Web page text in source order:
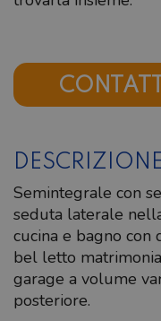
DESCRIZIONE
Semintegrale con
seduta laterale
cucina e bagno con
bel letto
garage a volume
posteriore.